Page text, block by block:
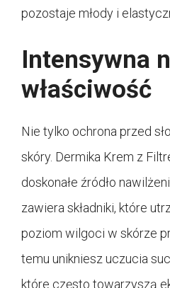
pozostaje młody i
Intensywna
właściwość
Nie tylko ochrona przed
skóry. Dermika Krem z
doskonałe źródło
zawiera składniki, które
poziom wilgoci w skórze
temu unikniesz uczucia
które często towarzyszą